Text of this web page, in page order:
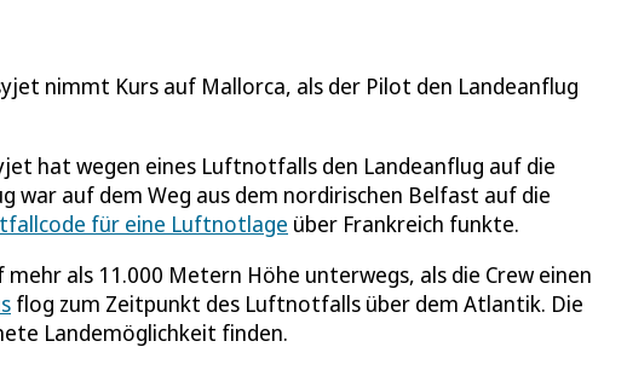
nimmt Kurs auf Mallorca, als der Pilot den Landeanflug
hat wegen eines Luftnotfalls den Landeanflug auf die
war auf dem Weg aus dem nordirischen Belfast auf die
für eine Luftnotlage über Frankreich funkte.
als 11.000 Metern Höhe unterwegs, als die Crew einen
flog zum Zeitpunkt des Luftnotfalls über dem Atlantik. Die
Landemöglichkeit finden.